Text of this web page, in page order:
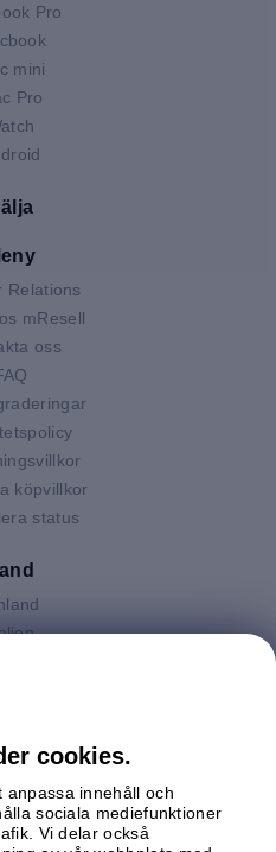
Pro
mini
Pro
Relations
mResell
oss
köpvillkor
status
cookies.
anpassa innehåll och
sociala mediefunktioner
Vi delar också